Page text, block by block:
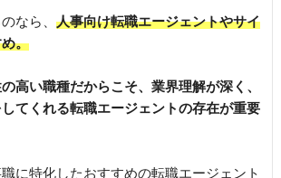
なら、 人事向け転職エージェントやサイ
。
高い職種だからこそ、業界理解が深く、
てくれる転職エージェントの存在が重要
に特化したおすすめの転職エージェント